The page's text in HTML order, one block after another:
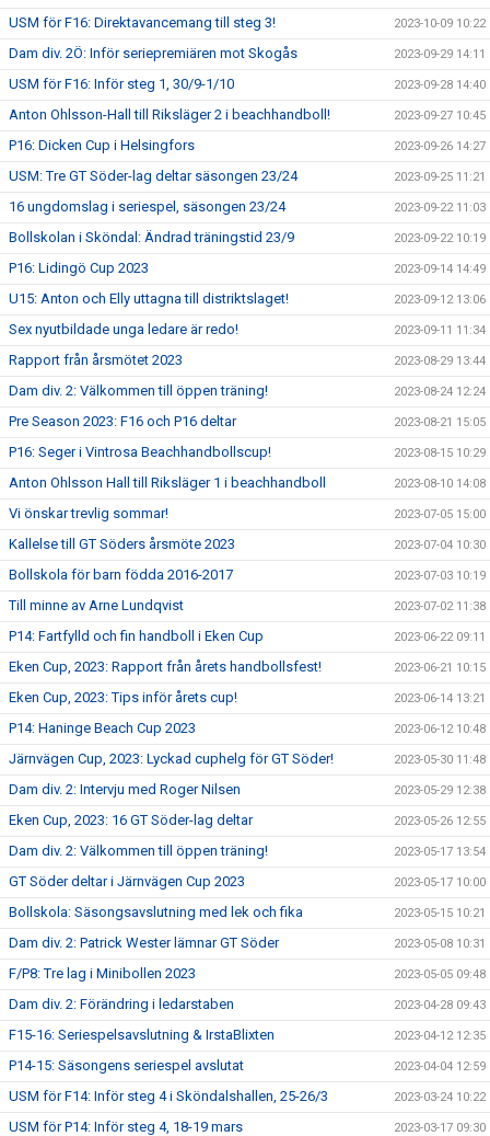
USM för F16: Direktavancemang till steg 3! 2023-10-09 10:22
Dam div. 2Ö: Inför seriepremiären mot Skogås 2023-09-29 14:11
USM för F16: Inför steg 1, 30/9-1/10 2023-09-28 14:40
Anton Ohlsson-Hall till Riksläger 2 i beachhandboll! 2023-09-27 10:45
P16: Dicken Cup i Helsingfors 2023-09-26 14:27
USM: Tre GT Söder-lag deltar säsongen 23/24 2023-09-25 11:21
16 ungdomslag i seriespel, säsongen 23/24 2023-09-22 11:03
Bollskolan i Sköndal: Ändrad träningstid 23/9 2023-09-22 10:19
P16: Lidingö Cup 2023 2023-09-14 14:49
U15: Anton och Elly uttagna till distriktslaget! 2023-09-12 13:06
Sex nyutbildade unga ledare är redo! 2023-09-11 11:34
Rapport från årsmötet 2023 2023-08-29 13:44
Dam div. 2: Välkommen till öppen träning! 2023-08-24 12:24
Pre Season 2023: F16 och P16 deltar 2023-08-21 15:05
P16: Seger i Vintrosa Beachhandbollscup! 2023-08-15 10:29
Anton Ohlsson Hall till Riksläger 1 i beachhandboll 2023-08-10 14:08
Vi önskar trevlig sommar! 2023-07-05 15:00
Kallelse till GT Söders årsmöte 2023 2023-07-04 10:30
Bollskola för barn födda 2016-2017 2023-07-03 10:19
Till minne av Arne Lundqvist 2023-07-02 11:38
P14: Fartfylld och fin handboll i Eken Cup 2023-06-22 09:11
Eken Cup, 2023: Rapport från årets handbollsfest! 2023-06-21 10:15
Eken Cup, 2023: Tips inför årets cup! 2023-06-14 13:21
P14: Haninge Beach Cup 2023 2023-06-12 10:48
Järnvägen Cup, 2023: Lyckad cuphelg för GT Söder! 2023-05-30 11:48
Dam div. 2: Intervju med Roger Nilsen 2023-05-29 12:38
Eken Cup, 2023: 16 GT Söder-lag deltar 2023-05-26 12:55
Dam div. 2: Välkommen till öppen träning! 2023-05-17 13:54
GT Söder deltar i Järnvägen Cup 2023 2023-05-17 10:00
Bollskola: Säsongsavslutning med lek och fika 2023-05-15 10:21
Dam div. 2: Patrick Wester lämnar GT Söder 2023-05-08 10:31
F/P8: Tre lag i Minibollen 2023 2023-05-05 09:48
Dam div. 2: Förändring i ledarstaben 2023-04-28 09:43
F15-16: Seriespelsavslutning & IrstaBlixten 2023-04-12 12:35
P14-15: Säsongens seriespel avslutat 2023-04-04 12:59
USM för F14: Inför steg 4 i Sköndalshallen, 25-26/3 2023-03-24 10:22
USM för P14: Inför steg 4, 18-19 mars 2023-03-17 09:30